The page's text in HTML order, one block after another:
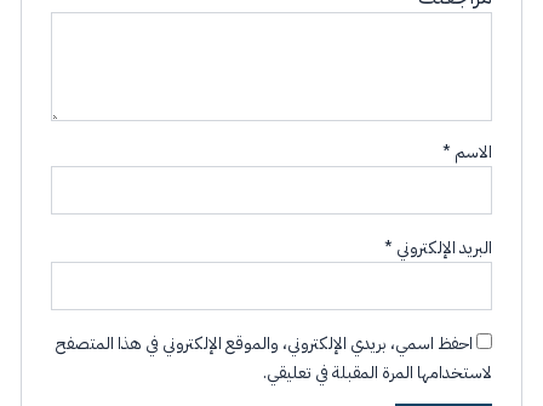
الاسم *
البريد الإلكتروني *
احفظ اسمي، بريدي الإلكتروني، والموقع الإلكتروني في هذا المتصفح
لاستخدامها المرة المقبلة في تعليقي.